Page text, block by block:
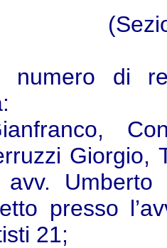
numero di
Giorgio,
avv.
presso
21;